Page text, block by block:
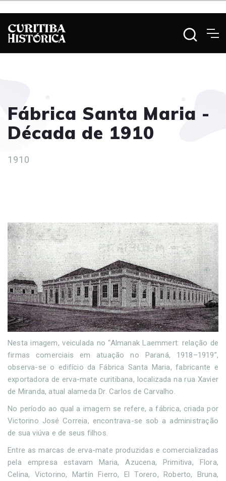
Fábrica Santa Maria -
Década de 1910
1910
Nesta imagem, veiculada no “Almanak Laemmert: relação de
firmas comerciais em atuação no Paraná, 1918–1919”,
observa-se o edifício da Fábrica Santa Maria, fabricante e
exportadora de erva-mate curitibana, localizada na rua Xavier
de Miranda, atual alameda Dr. Carlos de Carvalho.
No período ao qual a imagem se refere, a fábrica, criada por
Victorino José Correia, encontrava-se sob a administração
de sua viúva e de seus filhos.
Entre as marcas de erva-mate produzidas e comercializadas
pela empresa estavam Maria, Azucena, Primitiva, Flora,
Celina, Victorino, Martín Fierro, El Torero, Roberto, Bruna,